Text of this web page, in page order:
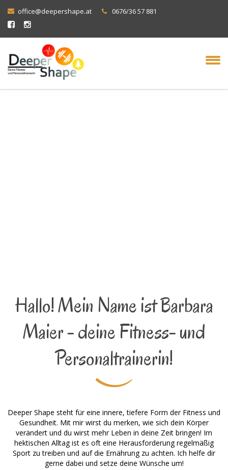
office@deepershape.at 0676/36 57 881
Hallo! Mein Name ist Barbara
Maier - deine Fitness- und
Personaltrainerin!
Deeper Shape steht für eine innere, tiefere Form der Fitness und
Gesundheit. Mit mir wirst du merken, wie sich dein Körper
verändert und du wirst mehr Leben in deine Zeit bringen! Im
hektischen Alltag ist es oft eine Herausforderung regelmäßig
Sport zu treiben und auf die Ernährung zu achten. Ich helfe dir
gerne dabei und setze deine Wünsche um!